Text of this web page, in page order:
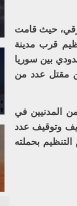
حيث قامت
قرب مدينة
بين سوريا
مقتل عدد من
المدنيين في
وتوقيف عدد
بحملته